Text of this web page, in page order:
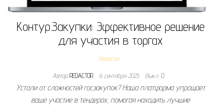
Контур.Закупки: Эффективное решение
для участия в торгах
Новости
АвторREDACTOR 6 сентября 2025 Выкл.
Устали от сложностей госзакупок? Наша платформа упрощает
ваше участие в тендерах, помогая находить лучшие